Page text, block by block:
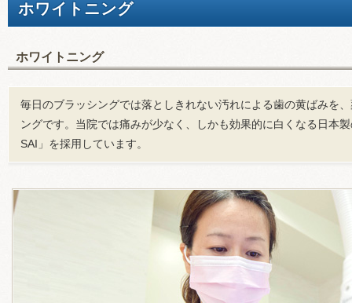
ホワイトニング
ホワイトニング
毎日のブラッシングでは落としきれない汚れによる歯の黄ばみを
ングです。当院では痛みが少なく、しかも効果的に白くなる日本
SAI 」を採用しています。